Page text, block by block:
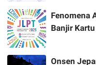
Fenomena
Banjir
Onsen